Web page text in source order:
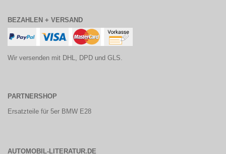
BEZAHLEN + VERSAND
Wir versenden mit DHL, DPD und GLS.
PARTNERSHOP
Ersatzteile für 5er BMW E28
AUTOMOBIL-LITERATUR.DE